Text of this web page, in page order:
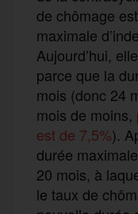
de chômage
maximale
Aujourd’hui,
parce que la
mois (donc 24
mois de moins,
est de 7,5%).
durée
20 mois, à
le taux de